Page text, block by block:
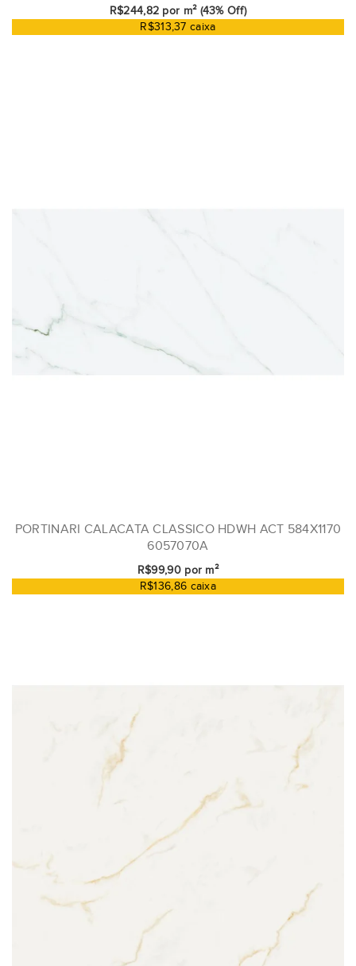
R$244,82 por m² (43% Off)
R$313,37 caixa
PORTINARI CALACATA CLASSICO HDWH ACT 584X1170
6057070A
R$99,90 por m²
R$136,86 caixa